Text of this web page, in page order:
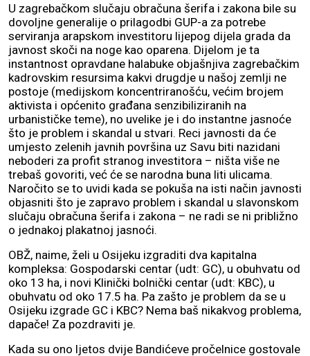
U zagrebačkom slučaju obračuna šerifa i zakona bile su
dovoljne generalije o prilagodbi GUP-a za potrebe
serviranja arapskom investitoru lijepog dijela grada da
javnost skoči na noge kao oparena. Dijelom je ta
instantnost opravdane halabuke objašnjiva zagrebačkim
kadrovskim resursima kakvi drugdje u našoj zemlji ne
postoje (medijskom koncentriranošću, većim brojem
aktivista i općenito građana senzibiliziranih na
urbanističke teme), no uvelike je i do instantne jasnoće
što je problem i skandal u stvari. Reci javnosti da će
umjesto zelenih javnih površina uz Savu biti nazidani
neboderi za profit stranog investitora – ništa više ne
trebaš govoriti, već će se narodna buna liti ulicama.
Naročito se to uvidi kada se pokuša na isti način javnosti
objasniti što je zapravo problem i skandal u slavonskom
slučaju obračuna šerifa i zakona – ne radi se ni približno
o jednakoj plakatnoj jasnoći.
OBŽ, naime, želi u Osijeku izgraditi dva kapitalna
kompleksa: Gospodarski centar (udt: GC), u obuhvatu od
oko 13 ha, i novi Klinički bolnički centar (udt: KBC), u
obuhvatu od oko 17.5 ha. Pa zašto je problem da se u
Osijeku izgrade GC i KBC? Nema baš nikakvog problema,
dapače! Za pozdraviti je.
Kada su ono ljetos dvije Bandićeve pročelnice gostovale